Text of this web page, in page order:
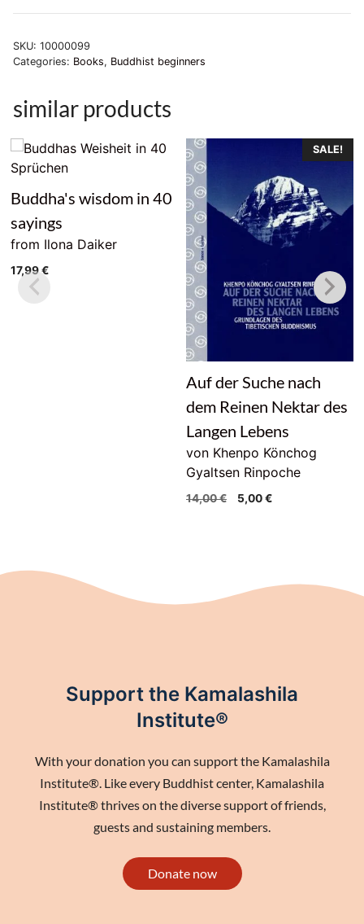
Pfad
Erwachen
quantity
SKU: 10000099
Categories: Books, Buddhist beginners
similar products
Buddha's wisdom in 40
sayings
from Ilona Daiker
17,99€
SALE!
Auf der Suche nach
dem Reinen Nektar des
Langen Lebens
von Khenpo Könchog
Gyaltsen Rinpoche
14,00€
Original
5,00€Current
Support the Kamalashila
Institute®
With your donation you can support the Kamalashila
Institute®. Like every Buddhist center, Kamalashila
Institute® thrives on the diverse support of friends,
guests and sustaining members.
Donate now